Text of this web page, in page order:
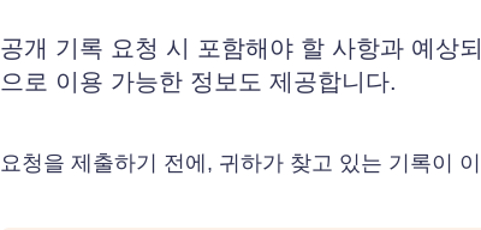
공개 기록 요청 시 포함해야 할 사항과 예상
으로 이용 가능한 정보도 제공합니다.
요청을 제출하기 전에, 귀하가 찾고 있는 기록이